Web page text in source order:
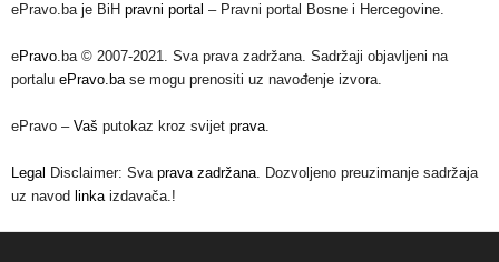
ePravo.ba je BiH pravni portal – Pravni portal Bosne i Hercegovine.
ePravo.ba © 2007-2021. Sva prava zadržana. Sadržaji objavljeni na
portalu ePravo.base mogu prenositi uz navođenje izvora.
ePravo – Vaš putokaz kroz svijet prava.
Legal Disclaimer: Sva prava zadržana. Dozvoljeno preuzimanje sadržaja
uz navod linkaizdavača.!